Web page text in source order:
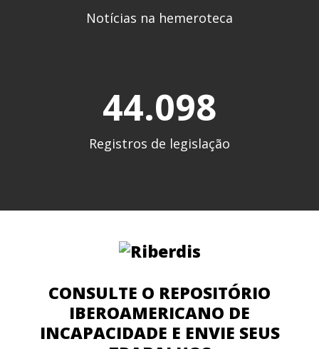
Notícias na hemeroteca
44.102
Registros de legislação
CONSULTE O REPOSITÓRIO
IBEROAMERICANO DE
INCAPACIDADE E ENVIE SEUS